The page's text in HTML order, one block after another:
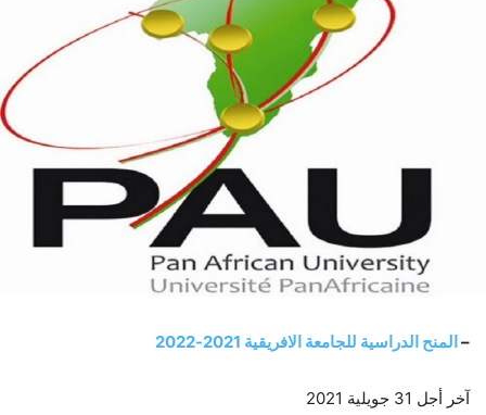
– المنح الدراسية للجامعة الافريقية 2021-2022
آخر أجل 31 جويلية 2021